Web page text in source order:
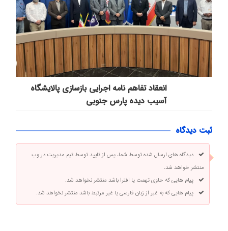
انعقاد تفاهم نامه اجرایی بازسازی پالایشگاه
آسیب دیده پارس جنوبی
ثبت دیدگاه
دیدگاه های ارسال شده توسط شما، پس از تایید توسط تیم مدیریت در وب
منتشر خواهد شد.
پیام هایی که حاوی تهمت یا افترا باشد منتشر نخواهد شد.
پیام هایی که به غیر از زبان فارسی یا غیر مرتبط باشد منتشر نخواهد شد.